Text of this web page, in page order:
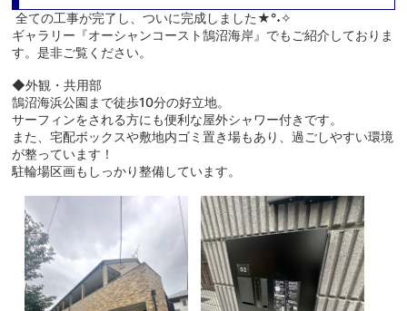
全ての工事が完了し、ついに完成しました★°˖✧
ギャラリー『オーシャンコースト鵠沼海岸』 でもご紹介しておりま
す。是非ご覧ください。
◆外観・共用部
鵠沼海浜公園まで徒歩10分の好立地。
サーフィンをされる方にも便利な屋外シャワー付きです。
また、宅配ボックスや敷地内ゴミ置き場もあり、過ごしやすい環境
が整っています！
駐輪場区画もしっかり整備しています。